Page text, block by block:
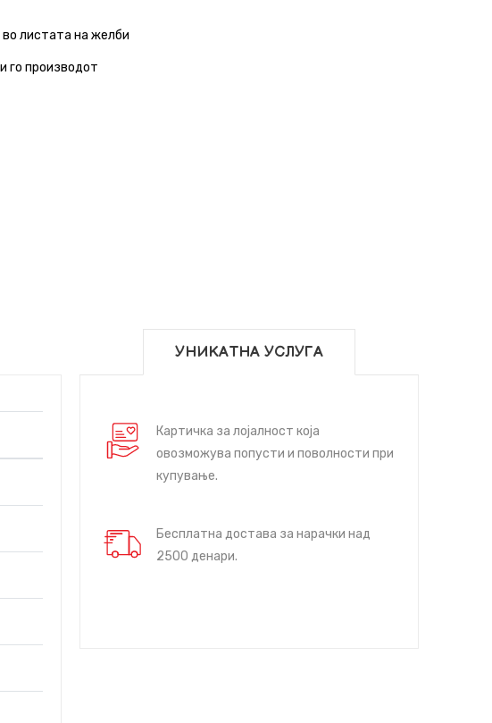
во листата на желби
го производот
УНИКАТНА УСЛУГА
Картичка за лојалност која
овозможува попусти и поволности при
купување.
Бесплатна достава за нарачки над
2500 денари.